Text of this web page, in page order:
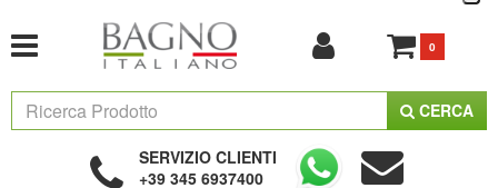
0
CERCA
SERVIZIO CLIENTI
+39 345 6937400